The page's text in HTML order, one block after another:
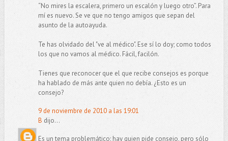
“No mires la escalera, primero un escalón y luego otro”. Para
mí es nuevo. Se ve que no tengo amigos que sepan del
asunto de la autoayuda.
Te has olvidado del "ve al médico". Ese sí lo doy; como todos
los que no vamos al médico. Fácil, facilón.
Tienes que reconocer que el que recibe consejos es porque
ha hablado de más ante quien no debía. ¿Esto es un
consejo?
9 de noviembre de 2010 a las 19:01
B dijo...
Es un tema problemático: hay quien pide consejo, pero sólo